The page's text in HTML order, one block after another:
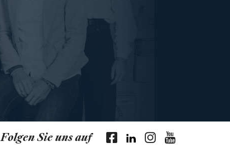
Folgen Sie uns auf